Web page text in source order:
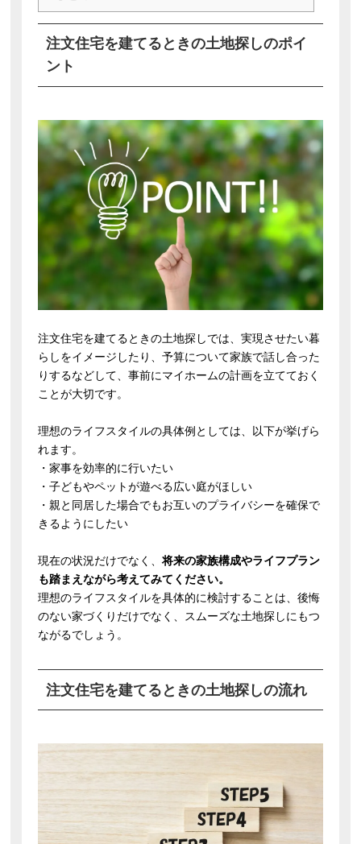
注文住宅を建てるときの土地探しのポイ
ント
注文住宅を建てるときの土地探しでは、実現させたい暮
らしをイメージしたり、予算について家族で話し合った
りするなどして、事前にマイホームの計画を立てておく
ことが大切です。
理想のライフスタイルの具体例としては、以下が挙げら
れます。
・家事を効率的に行いたい
・子どもやペットが遊べる広い庭がほしい
・親と同居した場合でもお互いのプライバシーを確保で
きるようにしたい
現在の状況だけでなく、将来の家族構成やライフプラン
も踏まえながら考えてみてください。
理想のライフスタイルを具体的に検討することは、後悔
のない家づくりだけでなく、スムーズな土地探しにもつ
ながるでしょう。
注文住宅を建てるときの土地探しの流れ